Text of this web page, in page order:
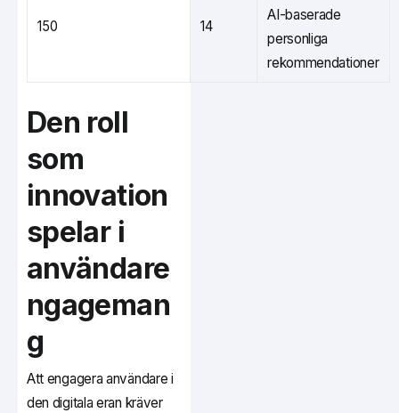
150 14
AI-baserade
personliga
rekommendationer
Den roll
som
innovation
spelar i
användare
ngageman
g
Att engagera användare i
den digitala eran kräver